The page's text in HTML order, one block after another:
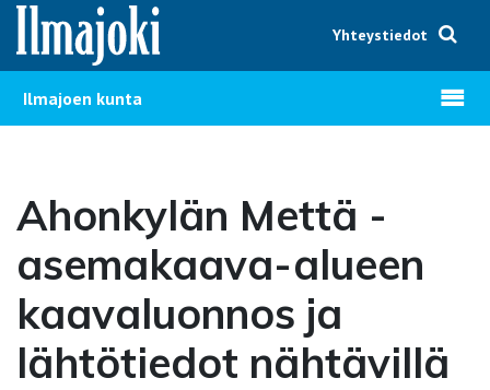
Hyppää sisältöön
Yhteystiedot
Ilmajoen kunta Avaa
Ahonkylän Mettä -
asemakaava-alueen
kaavaluonnos ja
lähtötiedot nähtävillä